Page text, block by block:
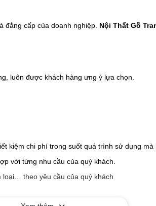
đẳng cấp của doanh nghiệp. Nội Thất Gỗ
luôn được khách hàng ưng ý lựa chọn.
kiệm chi phí trong suốt quá trình sử dụng
với từng nhu cầu của quý khách.
loại… theo yêu cầu của quý khách